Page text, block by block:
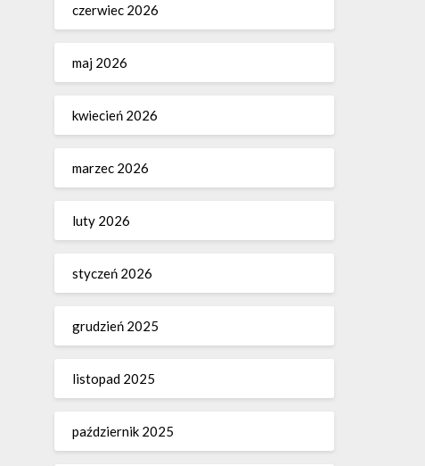
czerwiec 2026
maj 2026
kwiecień 2026
marzec 2026
luty 2026
styczeń 2026
grudzień 2025
listopad 2025
październik 2025